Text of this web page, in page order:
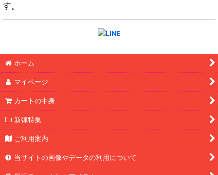
す。
ホーム
マイページ
カートの中身
新弾特集
ご利用案内
当サイトの画像やデータの利用について